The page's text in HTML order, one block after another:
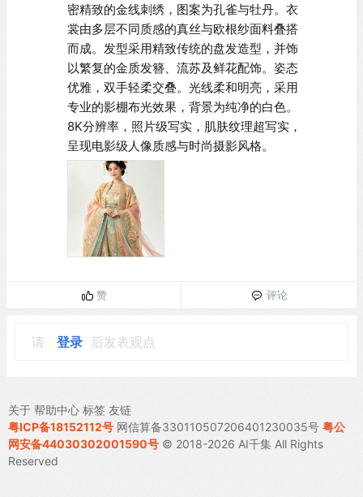
密精致的金线刺绣，图案为孔雀与牡丹。衣
裳由多层不同质感的真丝与欧根纱面料叠搭
而成。发型采用精致传统的盘发造型，并饰
以繁复的金质发簪、流苏及鲜花配饰。姿态
优雅，双手轻柔交叠。光线柔和明亮，采用
专业的影棚布光效果，背景为纯净的白色。
8K分辨率，照片级写实，肌肤纹理超写实，
呈现电影级人像质感与时尚摄影风格。
赞 评论
请 登录 后发表观点
关于 帮助中心 标签 友链
粤ICP备18152112号 网信算备330110507206401230035号 粤公
网安备44030302001590号 © 2018-2026 AI千集 All Rights
Reserved